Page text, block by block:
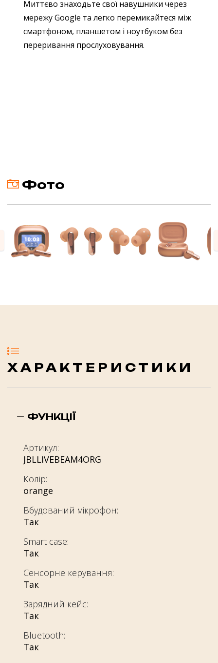
Миттєво знаходьте свої навушники через
мережу Google та легко перемикайтеся між
смартфоном, планшетом і ноутбуком без
переривання прослуховування.
Фото
ХАРАКТЕРИСТИКИ
ФУНКЦІЇ
Артикул:
JBLLIVEBEAM4ORG
Колір:
orange
Вбудований мікрофон:
Так
Smart case:
Так
Сенсорне керування:
Так
Зарядний кейс:
Так
Bluetooth:
Так